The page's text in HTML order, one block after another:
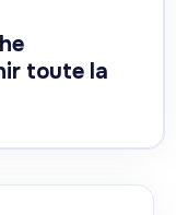
toute la